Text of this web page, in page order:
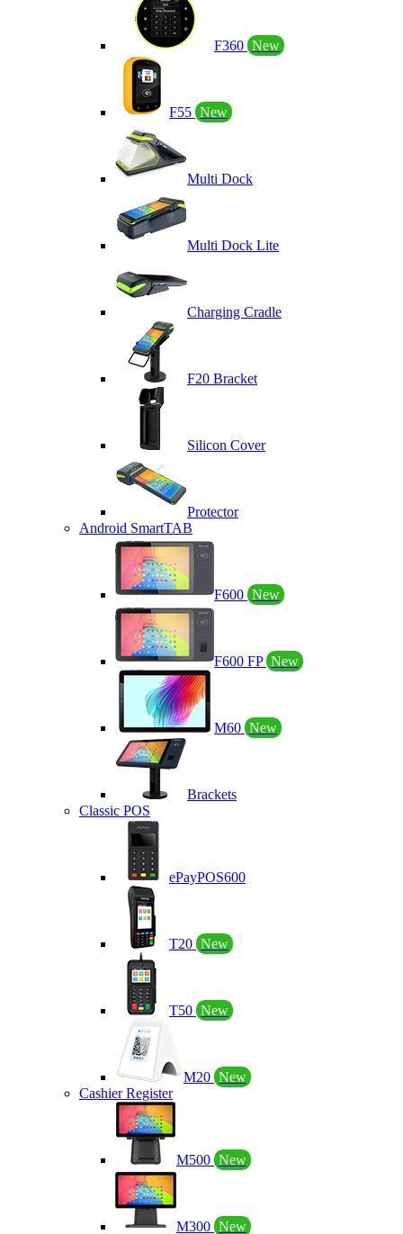
F360 New
F55 New
Multi Dock
Multi Dock Lite
Charging Cradle
F20 Bracket
Silicon Cover
Protector
Android SmartTAB
F600 New
F600 FP New
M60 New
Brackets
Classic POS
ePayPOS600
T20 New
T50 New
M20 New
Cashier Register
M500 New
M300 New